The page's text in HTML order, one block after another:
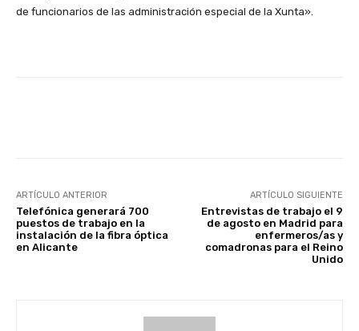
de funcionarios de las administración especial de la Xunta».
ARTÍCULO ANTERIOR
Telefónica generará 700
puestos de trabajo en la
instalación de la fibra óptica
en Alicante
ARTÍCULO SIGUIENTE
Entrevistas de trabajo el 9
de agosto en Madrid para
enfermeros/as y
comadronas para el Reino
Unido